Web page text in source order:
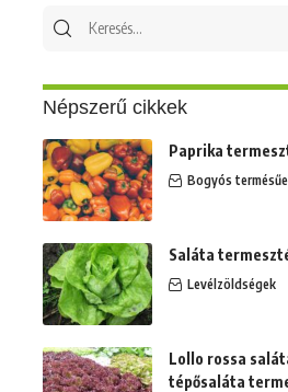
Keresés
Népszerű cikkek
Paprika
Bogyós
Saláta
Levélzöldségek
Lollo rossa
tépősaláta